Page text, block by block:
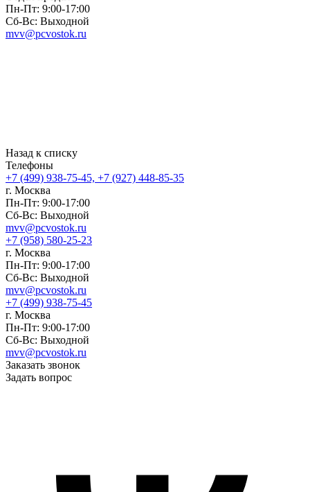
Пн-Пт: 9:00-17:00
Сб-Вс: Выходной
mvv@pcvostok.ru
Назад к списку
Телефоны
+7 (499) 938-75-45, +7 (927) 448-85-35
г. Москва
Пн-Пт: 9:00-17:00
Сб-Вс: Выходной
mvv@pcvostok.ru
+7 (958) 580-25-23
г. Москва
Пн-Пт: 9:00-17:00
Сб-Вс: Выходной
mvv@pcvostok.ru
+7 (499) 938-75-45
г. Москва
Пн-Пт: 9:00-17:00
Сб-Вс: Выходной
mvv@pcvostok.ru
Заказать звонок
Задать вопрос